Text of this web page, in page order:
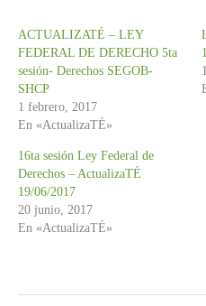
ACTUALIZATÉ – LEY
FEDERAL DE DERECHO 5ta
sesión- Derechos SEGOB-
SHCP
1 febrero, 2017
En «ActualizaTÉ»
16ta sesión Ley Federal de
Derechos – ActualizaTÉ
19/06/2017
20 junio, 2017
En «ActualizaTÉ»